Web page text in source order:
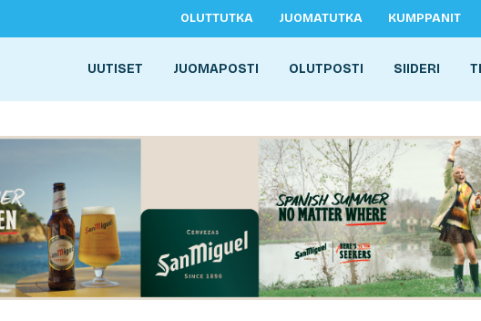
OLUTTUTKA JUOMATUTKA KUMPPANIT
UUTISET JUOMAPOSTI OLUTPOSTI SIIDERI